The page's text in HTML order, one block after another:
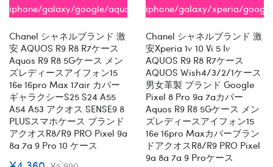
iphone/galaxy/google/aquos
Chanel シャネルブランド 激
安 AQUOS R9 R8 R7ケース
Aquos R9 R8 5Gケース メン
ズレディースアイフォン15
16e 16pro Max 17air カバー
ギャラクシーs25 S24 A55
A54 A53 アクオス SENSE9 8
PLUSスマホケース ブランド
アクオスR8/R9 PRO Pixel 9a
8a 7a 9 Pro 10 ケース
iphone/galaxy/xperia/
Chanel シャネルブランド 激
安xperia 1v 10 Vi 5 Iv
AQUOS R9 R8 R7ケース
AQUOS Wish4/3/2/1ケース
男女革製 ブランド Google
Pixel 8 Pro 9a 7aカバー
Aquos R9 R8 5Gケース メン
ズレディースアイフォン15
16e 16pro Maxカバーブラン
ドアクオスR8/R9 PRO Pixel
9a 8a 7a 9 Proケース